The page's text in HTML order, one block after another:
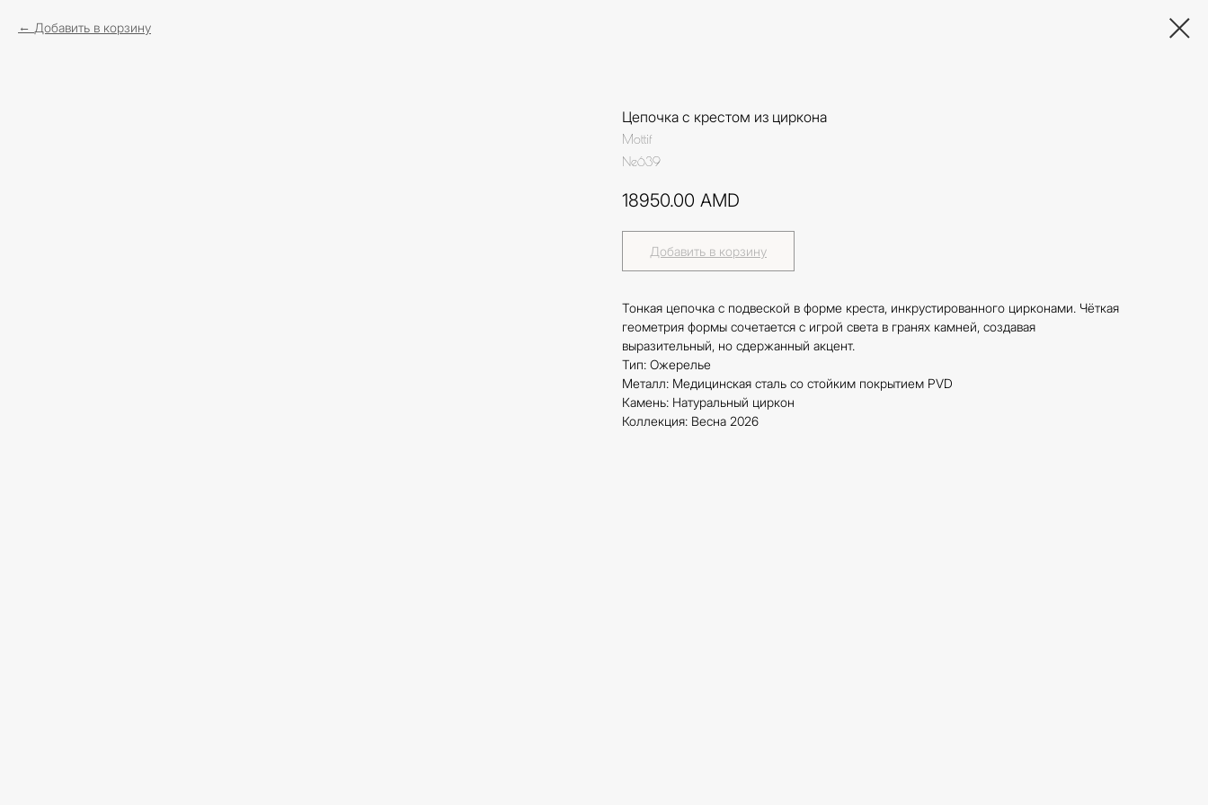
Добавить в корзину
Цепочка с крестом из циркона
Mottif
Ne639
18950.00 AMD
Добавить в корзину
Тонкая цепочка с подвеской в форме креста, инкрустированного цирконами. Чёткая
геометрия формы сочетается с игрой света в гранях камней, создавая
выразительный, но сдержанный акцент.
Тип: Ожерелье
Металл: Медицинская сталь со стойким покрытием PVD
Камень: Натуральный циркон
Коллекция: Весна 2026